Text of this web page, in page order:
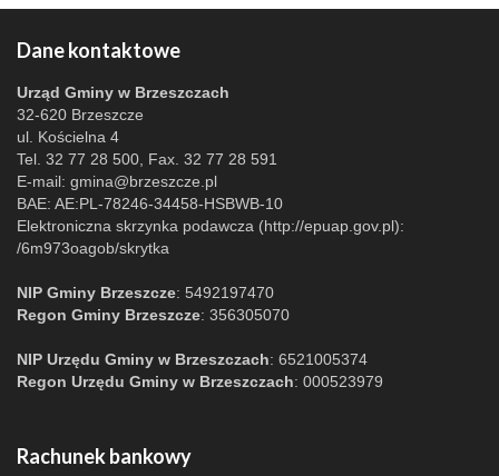
Dane kontaktowe
Urząd Gminy w Brzeszczach
32-620 Brzeszcze
ul. Kościelna 4
Tel. 32 77 28 500, Fax. 32 77 28 591
E-mail: gmina@brzeszcze.pl
BAE: AE:PL-78246-34458-HSBWB-10
Elektroniczna skrzynka podawcza (http://epuap.gov.pl):
/6m973oagob/skrytka
NIP Gminy Brzeszcze: 5492197470
Regon Gminy Brzeszcze: 356305070
NIP Urzędu Gminy w Brzeszczach: 6521005374
Regon Urzędu Gminy w Brzeszczach: 000523979
Rachunek bankowy